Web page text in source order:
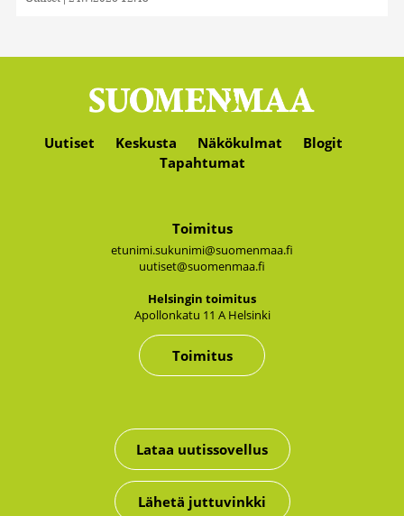
Uutiset Keskusta Näkökulmat
Blogit
Tapahtumat
Toimitus
etunimi.sukunimi@suomenmaa.fi
uutiset@suomenmaa.fi
Hel­sin­gin toi­mi­tus
Apol­lon­ka­tu 11 A Hel­sin­ki
Toimitus
Lataa uutissovellus
Lähetä juttuvinkki